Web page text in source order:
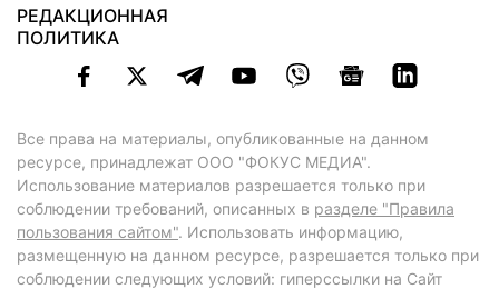
РЕДАКЦИОННАЯ
ПОЛИТИКА
Все права на материалы, опубликованные на данном
ресурсе, принадлежат ООО "ФОКУС МЕДИА".
Использование материалов разрешается только при
соблюдении требований, описанных в разделе "Правила
пользования сайтом". Использовать информацию,
размещенную на данном ресурсе, разрешается только при
соблюдении следующих условий: гиперссылки на Сайт